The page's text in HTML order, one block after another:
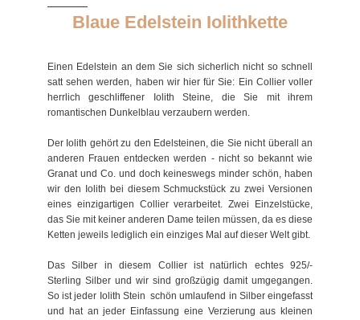
Blaue Edelstein Iolithkette
Einen Edelstein an dem Sie sich sicherlich nicht so schnell
satt sehen werden, haben wir hier für Sie: Ein Collier voller
herrlich geschliffener Iolith Steine, die Sie mit ihrem
romantischen Dunkelblau verzaubern werden.
Der Iolith gehört zu den Edelsteinen, die Sie nicht überall an
anderen Frauen entdecken werden - nicht so bekannt wie
Granat und Co. und doch keineswegs minder schön, haben
wir den Iolith bei diesem Schmuckstück zu zwei Versionen
eines einzigartigen Collier verarbeitet. Zwei Einzelstücke,
das Sie mit keiner anderen Dame teilen müssen, da es diese
Ketten jeweils lediglich ein einziges Mal auf dieser Welt gibt.
Das Silber in diesem Collier ist natürlich echtes 925/-
Sterling Silber und wir sind großzügig damit umgegangen.
So ist jeder Iolith Stein schön umlaufend in Silber eingefasst
und hat an jeder Einfassung eine Verzierung aus kleinen